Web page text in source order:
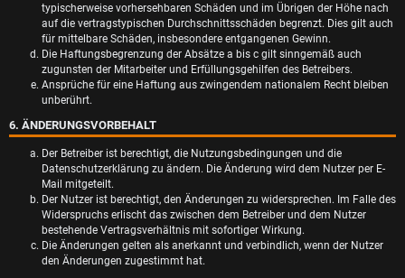
typischerweise vorhersehbaren Schäden und im Übrigen der Höhe nach
auf die vertragstypischen Durchschnittsschäden begrenzt. Dies gilt auch
für mittelbare Schäden, insbesondere entgangenen Gewinn.
Die Haftungsbegrenzung der Absätze a bis c gilt sinngemäß auch
zugunsten der Mitarbeiter und Erfüllungsgehilfen des Betreibers.
Ansprüche für eine Haftung aus zwingendem nationalem Recht bleiben
unberührt.
6. ÄNDERUNGSVORBEHALT
Der Betreiber ist berechtigt, die Nutzungsbedingungen und die
Datenschutzerklärung zu ändern. Die Änderung wird dem Nutzer per E-
Mail mitgeteilt.
Der Nutzer ist berechtigt, den Änderungen zu widersprechen. Im Falle des
Widerspruchs erlischt das zwischen dem Betreiber und dem Nutzer
bestehende Vertragsverhältnis mit sofortiger Wirkung.
Die Änderungen gelten als anerkannt und verbindlich, wenn der Nutzer
den Änderungen zugestimmt hat.